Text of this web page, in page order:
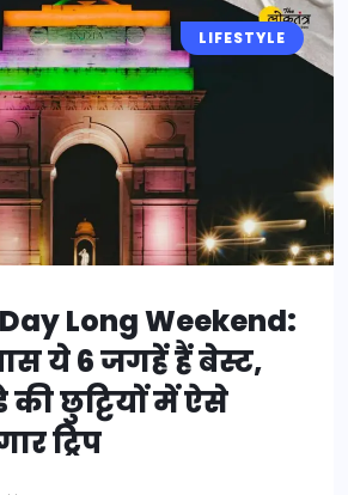
LIFESTYLE
Long Weekend:
ये 6 जगहें हैं बेस्ट,
की छुट्टियों में ऐसे
ट्रिप